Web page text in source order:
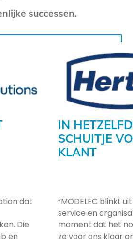
successen.
dat
Die
en
IN
SCHUITJE
KLANT
“MODELEC blinkt
service en
moment dat het
ze voor ons klaar